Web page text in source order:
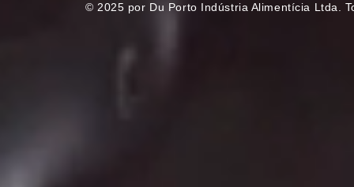
© 2025 por Du Porto Indústria Alimentícia Ltda.